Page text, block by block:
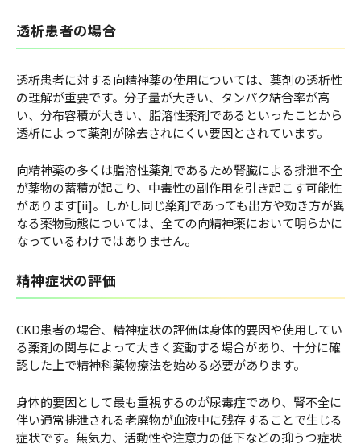
透析患者の場合
透析患者に対する向精神薬の使用については、薬剤の透析性
の理解が重要です。分子量が大きい、タンパク結合率が高
い、分布容積が大きい、脂溶性薬剤であるといったことから
透析によって薬剤が除去されにくい要因とされています。
向精神薬の多くは脂溶性薬剤であるため腎臓による排泄不全
が薬物の蓄積が起こり、中毒性の副作用を引き起こす可能性
があります[ii]。しかし同じ薬剤であっても出方や効き方が異
なる薬物動態については、全ての向精神薬において明らかに
なっているわけではありません。
精神症状の評価
CKD患者の場合、精神症状の評価は身体的要因や使用してい
る薬剤の関与によって大きく変動する場合があり、十分に確
認した上で精神科薬物療法を始める必要があります。
身体的要因として最も重視するのが尿毒症であり、腎不全に
伴い通常排泄される老廃物が血液中に残存することで生じる
症状です。無気力、活動性や注意力の低下などの抑うつ症状